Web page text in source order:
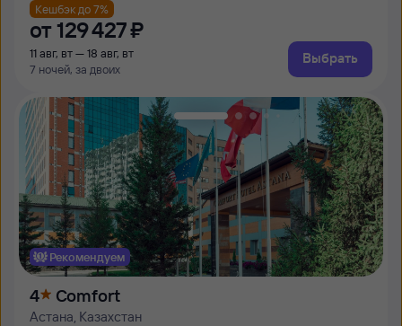
Кешбэк до 7%
от 129 ⁠427 ⁠₽
11 авг, вт — 18 авг, вт
7 ночей, за двоих
Выбрать
Рекомендуем
4 Comfort
Астана, Казахстан